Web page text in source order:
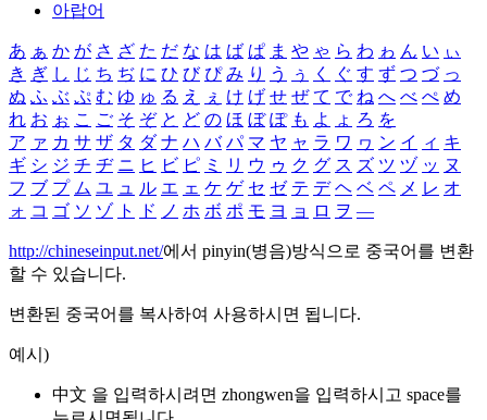
아랍어
あ ぁ か が さ ざ た だ な は ば ぱ ま や ゃ ら わ ゎ ん い ぃ
き ぎ し じ ち ぢ に ひ び ぴ み り う ぅ く ぐ す ず つ づ っ
ぬ ふ ぶ ぷ む ゆ ゅ る え ぇ け げ せ ぜ て で ね へ べ ぺ め
れ お ぉ こ ご そ ぞ と ど の ほ ぼ ぽ も よ ょ ろ を
ア ァ カ サ ザ タ ダ ナ ハ バ パ マ ヤ ャ ラ ワ ヮ ン イ ィ キ
ギ シ ジ チ ヂ ニ ヒ ビ ピ ミ リ ウ ゥ ク グ ス ズ ツ ヅ ッ ヌ
フ ブ プ ム ユ ュ ル エ ェ ケ ゲ セ ゼ テ デ ヘ ベ ペ メ レ オ
ォ コ ゴ ソ ゾ ト ド ノ ホ ボ ポ モ ヨ ョ ロ ヲ ―
http://chineseinput.net/에서 pinyin(병음)방식으로 중국어를 변환
할 수 있습니다.
변환된 중국어를 복사하여 사용하시면 됩니다.
예시)
中文 을 입력하시려면 zhongwen을 입력하시고 space를